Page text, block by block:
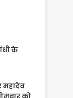
के
को